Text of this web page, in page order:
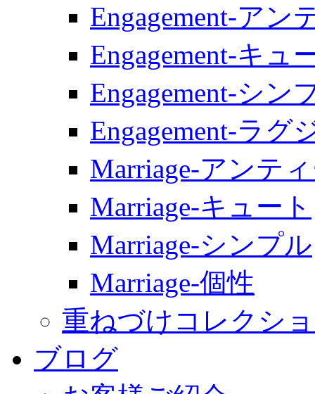
Engagement-アン
Engagement-キュ
Engagement-シン
Engagement-ラグ
Marriage-アンテ
Marriage-キュート
Marriage-シンプル
Marriage-個性
重ねづけコレクシ
ブログ